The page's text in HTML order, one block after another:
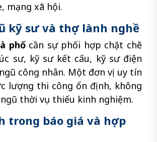
mạng xã hội.
kỹ sư và thợ lành nghề
phốcần sự phối hợp chặt chẽ
sư, kỹ sư kết cấu, kỹ sư điện
công nhân. Một đơn vị uy tín
lượng thi công ổn định, không
thời vụ thiếu kinh nghiệm.
trong báo giá và hợp